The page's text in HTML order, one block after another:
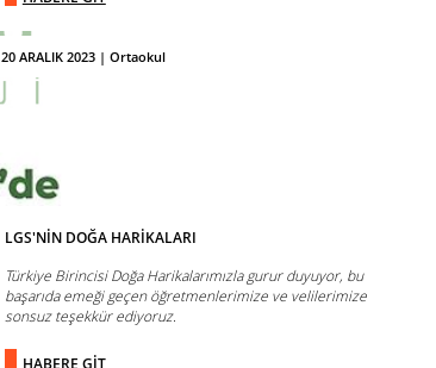
20 ARALIK 2023 | Ortaokul
LGS'NİN DOĞA HARİKALARI
Türkiye Birincisi Doğa Harikalarımızla gurur duyuyor, bu
başarıda emeği geçen öğretmenlerimize ve velilerimize
sonsuz teşekkür ediyoruz.